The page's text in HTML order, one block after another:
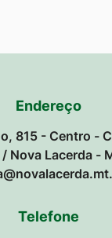
Endereço
815 - Centro -
Nova Lacerda -
Telefone